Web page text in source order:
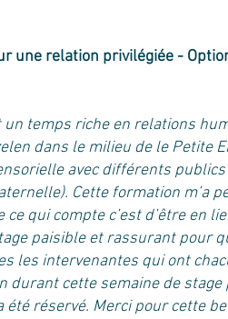
une relation privilégiée -
temps riche en relations
dans le milieu de le Petite
avec différents
Cette formation m’a
qui compte c’est d’être en
paisible et rassurant pour
les intervenantes qui ont
durant cette semaine de
été réservé. Merci pour cette